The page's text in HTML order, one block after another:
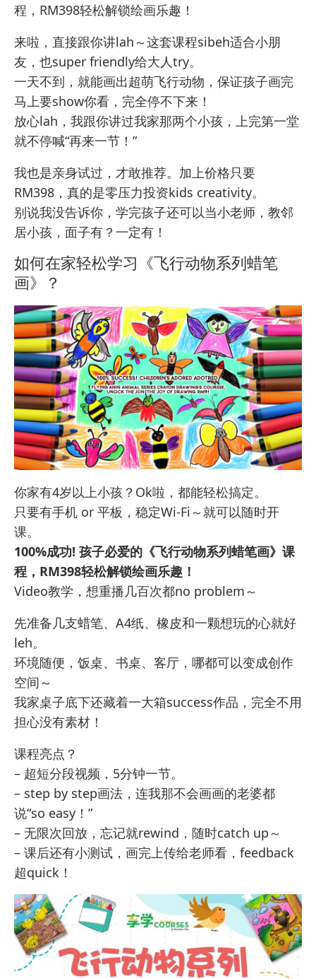
程，RM398轻松解锁绘画乐趣！
来啦，直接跟你讲lah～这套课程sibeh适合小朋
友，也super friendly给大人try。
一天不到，就能画出超萌飞行动物，保证孩子画完
马上要show你看，完全停不下来！
放心lah，我跟你讲过我家那两个小孩，上完第一堂
就不停喊“再来一节！”
我也是亲身试过，才敢推荐。加上价格只要
RM398，真的是零压力投资kids creativity。
别说我没告诉你，学完孩子还可以当小老师，教邻
居小孩，面子有？一定有！
如何在家轻松学习《飞行动物系列蜡笔
画》？
你家有4岁以上小孩？Ok啦，都能轻松搞定。
只要有手机 or 平板，稳定Wi-Fi～就可以随时开
课。
100%成功! 孩子必爱的《飞行动物系列蜡笔画》课
程，RM398轻松解锁绘画乐趣！
Video教学，想重播几百次都no problem～
先准备几支蜡笔、A4纸、橡皮和一颗想玩的心就好
leh。
环境随便，饭桌、书桌、客厅，哪都可以变成创作
空间～
我家桌子底下还藏着一大箱success作品，完全不用
担心没有素材！
课程亮点？
– 超短分段视频，5分钟一节。
– step by step画法，连我那不会画画的老婆都
说“so easy！”
– 无限次回放，忘记就rewind，随时catch up～
– 课后还有小测试，画完上传给老师看，feedback
超quick！